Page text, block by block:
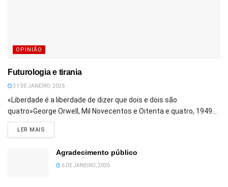
OPINIÃO
Futurologia e tirania
31 DE JANEIRO, 2026
«Liberdade é a liberdade de dizer que dois e dois são
quatro»George Orwell, Mil Novecentos e Oitenta e quatro, 1949...
LER MAIS
Agradecimento público
6 DE JANEIRO, 2026